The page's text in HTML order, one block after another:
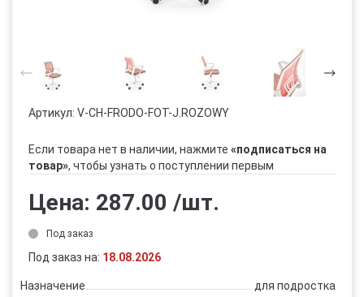
Артикул: V-CH-FRODO-FOT-J.ROZOWY
Если товара нет в наличии, нажмите «подписаться на
товар», чтобы узнать о поступлении первым
Цена: 287.00 /шт.
Под заказ
Под заказ на: 18.08.2026
Назначение
для подростка